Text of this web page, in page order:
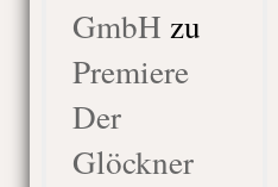
GmbH zu
Premiere
Der
Glöckner